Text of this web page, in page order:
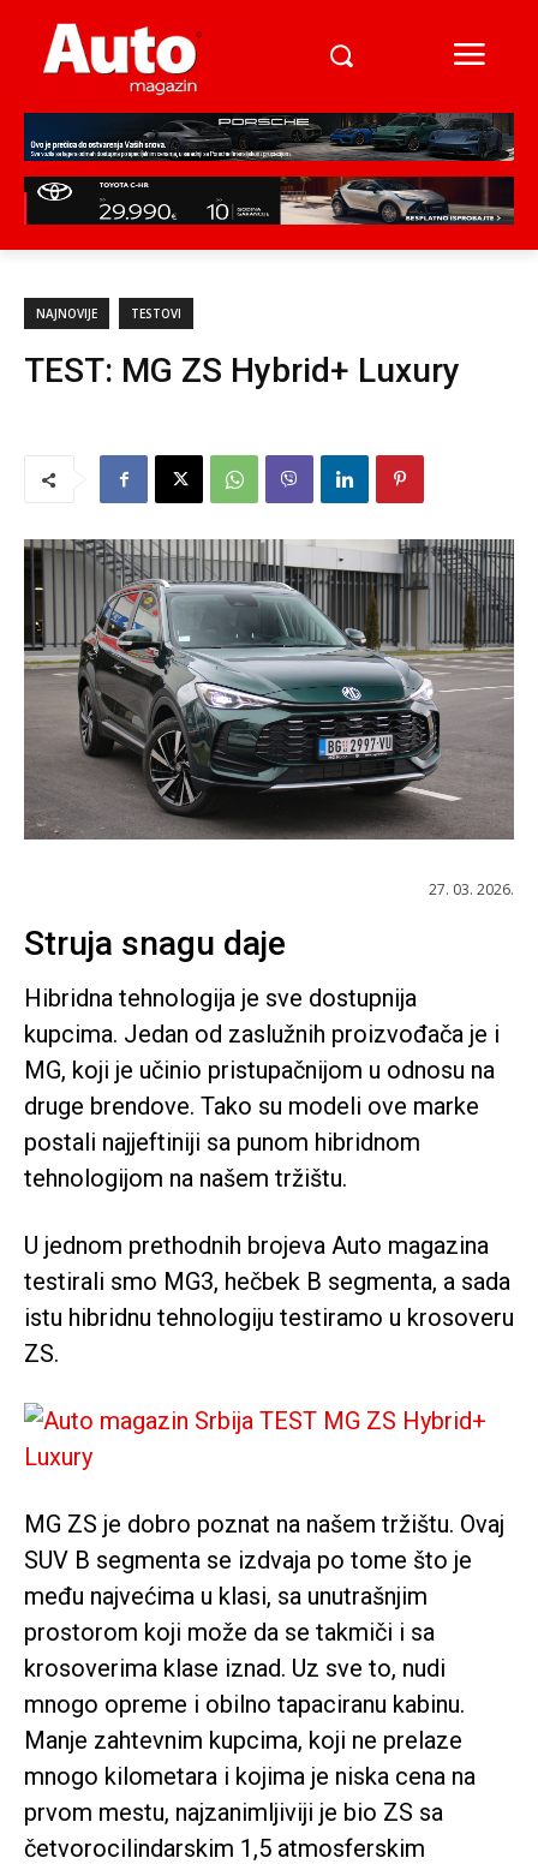
NAJNOVIJE TESTOVI
TEST: MG ZS Hybrid+ Luxury
27. 03. 2026.
Struja snagu daje
Hibridna tehnologija je sve dostupnija
kupcima. Jedan od zaslužnih proizvođača je i
MG, koji je učinio pristupačnijom u odnosu na
druge brendove. Tako su modeli ove marke
postali najjeftiniji sa punom hibridnom
tehnologijom na našem tržištu.
U jednom prethodnih brojeva Auto magazina
testirali smo MG3, hečbek B segmenta, a sada
istu hibridnu tehnologiju testiramo u krosoveru
ZS.
MG ZS je dobro poznat na našem tržištu. Ovaj
SUV B segmenta se izdvaja po tome što je
među najvećima u klasi, sa unutrašnjim
prostorom koji može da se takmiči i sa
krosoverima klase iznad. Uz sve to, nudi
mnogo opreme i obilno tapaciranu kabinu.
Manje zahtevnim kupcima, koji ne prelaze
mnogo kilometara i kojima je niska cena na
prvom mestu, najzanimljiviji je bio ZS sa
četvorocilindarskim 1,5 atmosferskim